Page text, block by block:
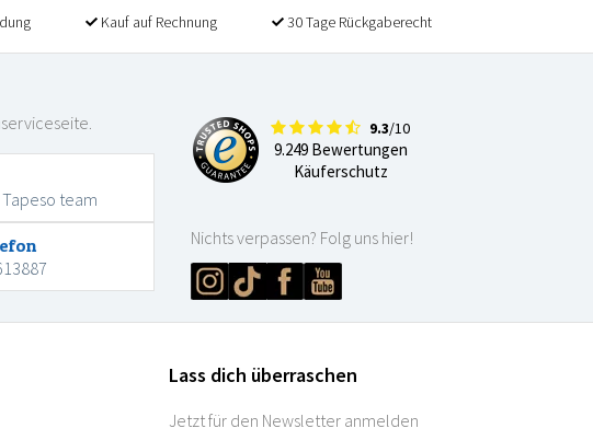
Kauf auf Rechnung 30 Tage Rückgaberecht
team
9.3/10
9.249 Bewertungen
Käuferschutz
Nichts verpassen? Folg uns hier!
Lass dich überraschen
Jetzt für den Newsletter anmelden